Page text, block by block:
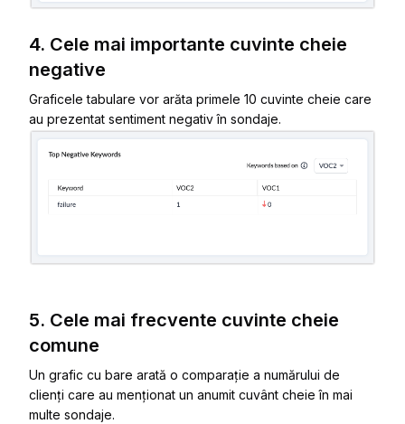
4. Cele mai importante cuvinte cheie
negative
Graficele tabulare vor arăta primele 10 cuvinte cheie care
au prezentat sentiment negativ în sondaje.
5. Cele mai frecvente cuvinte cheie
comune
Un grafic cu bare arată o comparație a numărului de
clienți care au menționat un anumit cuvânt cheie în mai
multe sondaje.